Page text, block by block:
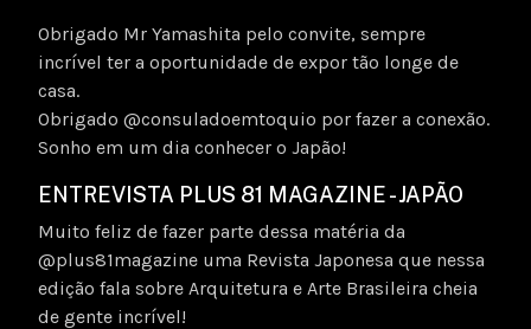
Obrigado Mr Yamashita pelo convite, sempre
incrível ter a oportunidade de expor tão longe de
casa.
Obrigado @consuladoemtoquio por fazer a conexão.
Sonho em um dia conhecer o Japão!
ENTREVISTA PLUS 81 MAGAZINE - JAPÃO
Muito feliz de fazer parte dessa matéria da
@plus81magazine uma Revista Japonesa que nessa
edição fala sobre Arquitetura e Arte Brasileira cheia
de gente incrível!